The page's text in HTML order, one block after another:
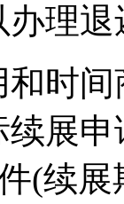
理退
时
展
(续